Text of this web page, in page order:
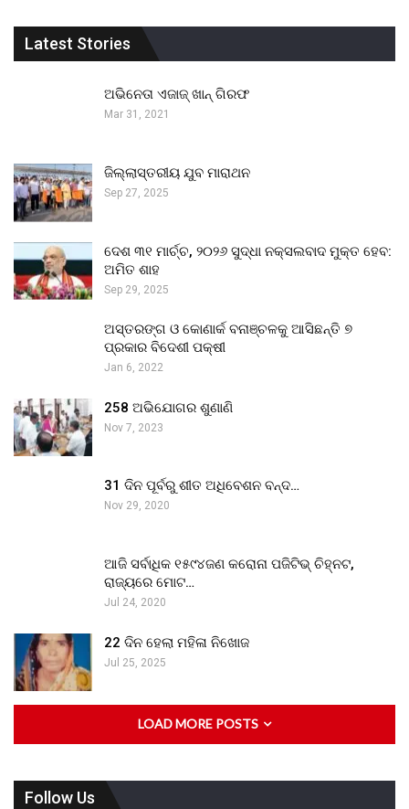
Latest Stories
ଅଭିନେତା ଏଜାଜ୍ ଖାନ୍ ଗିରଫ
Mar 31, 2021
ଜିଲ୍ଲାସ୍ତରୀୟ ଯୁବ ମାରାଥନ
Sep 27, 2025
ଦେଶ ୩୧ ମାର୍ଚ୍ଚ, ୨୦୨୬ ସୁଦ୍ଧା ନକ୍ସଲବାଦ ମୁକ୍ତ ହେବ:
ଅମିତ ଶାହ
Sep 29, 2025
ଅସ୍ତରଙ୍ଗ ଓ କୋଣାର୍କ ବନାଞ୍ଚଳକୁ ଆସିଛନ୍ତି ୭
ପ୍ରକାର ବିଦେଶୀ ପକ୍ଷୀ
Jan 6, 2022
258 ଅଭିଯୋଗର ଶୁଣାଣି
Nov 7, 2023
31 ଦିନ ପୂର୍ବରୁ ଶୀତ ଅଧିବେଶନ ବନ୍ଦ…
Nov 29, 2020
ଆଜି ସର୍ବାଧିକ ୧୫୯୪ଜଣ କରୋନା ପଜିଟିଭ୍ ଚିହ୍ନଟ,
ରାଜ୍ୟରେ ମୋଟ…
Jul 24, 2020
22 ଦିନ ହେଲା ମହିଳା ନିଖୋଜ
Jul 25, 2025
LOAD MORE POSTS
Follow Us